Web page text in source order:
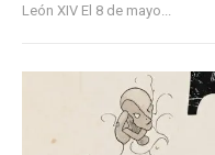
León XIV El 8 de mayo...